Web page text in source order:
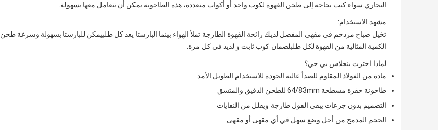
التجاري.سواء كنت بحاجة إلى طحن القهوة لكوب واحد أو أكواب متعددة، هذه الطاحونة يمكن أن تتعامل معها بسهولة.
مشهد الاستخدام:
تخيل صباح مزدحم في مقهى المفضل لديك رائحة القهوة الطازجة تملأ الهواء بينما البارستا يعد كل طلبيمكن للبارستا بسهولة وسرعة طحن
الكمية المثالية من القهوة لكل طلبلضمان كوب ثابت و لذيذ في كل مرة.
لماذا اخترت بنجلاس بي جي؟
مادة من الفولاذ المقاوم للصدأ عالية الجودة للاستخدام الطويل الأمد
طاحونة حفرة مسطحة 64/83mm للطحن الدقيق والمتسق
التصميم بدون جرعات يبقي الفول طازجة ويقلل من النفايات
الحجم المدمج من أجل وضع سهل في أي مقهى أو مقهى